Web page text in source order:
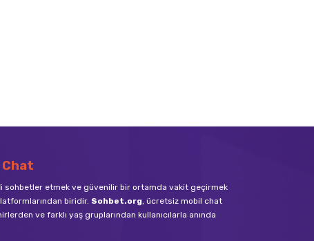
Chat
sohbetler etmek ve güvenilir bir ortamda vakit geçirmek
biridir. Sohbet.org, ücretsiz mobil chat
ve farklı yaş gruplarından kullanıcılarla anında